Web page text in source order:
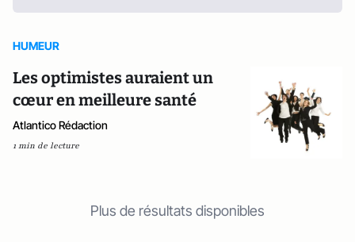
HUMEUR
Les optimistes auraient un
cœur en meilleure santé
Atlantico Rédaction
1 min de lecture
Plus de résultats disponibles